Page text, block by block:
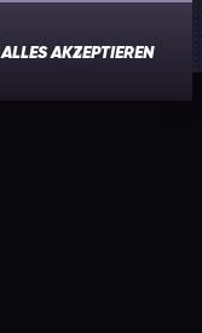
ALLES AKZEPTIEREN